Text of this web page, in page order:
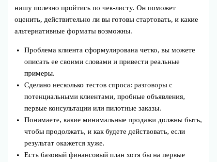
нишу полезно пройтись по чек‑листу. Он поможет
оценить, действительно ли вы готовы стартовать, и какие
альтернативные форматы возможны.
Проблема клиента сформулирована четко, вы можете
описать ее своими словами и привести реальные
примеры.
Сделано несколько тестов спроса: разговоры с
потенциальными клиентами, пробные объявления,
первые консультации или пилотные заказы.
Понимаете, какие минимальные продажи должны быть,
чтобы продолжать, и как будете действовать, если
результат окажется хуже.
Есть базовый финансовый план хотя бы на первые